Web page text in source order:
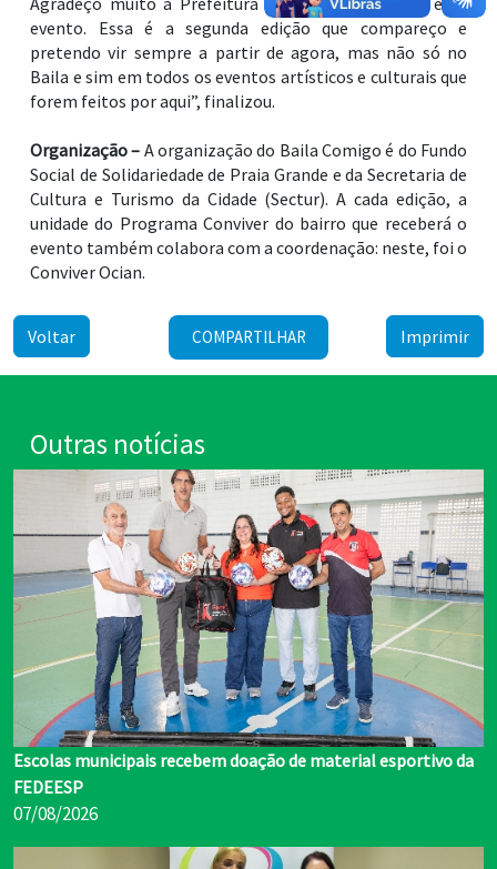
evento. Essa é a segunda edição que compareço e
pretendo vir sempre a partir de agora, mas não só no
Baila e sim em todos os eventos artísticos e culturais que
forem feitos por aqui”, finalizou.
Organização – A organização do Baila Comigo é do Fundo
Social de Solidariedade de Praia Grande e da Secretaria de
Cultura e Turismo da Cidade (Sectur). A cada edição, a
unidade do Programa Conviver do bairro que receberá o
evento também colabora com a coordenação: neste, foi o
Conviver Ocian.
Voltar COMPARTILHAR Imprimir
Outras notícias
Escolas municipais recebem doação de material esportivo da
FEDEESP
07/08/2026